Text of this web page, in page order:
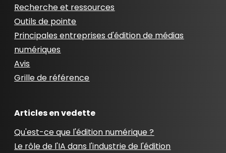
Recherche et ressources
Outils de pointe
Principales entreprises d'édition de médias
numériques
Avis
Grille de référence
Articles en vedette
Qu'est-ce que l'édition numérique ?
Le rôle de l'IA dans l'industrie de l'édition